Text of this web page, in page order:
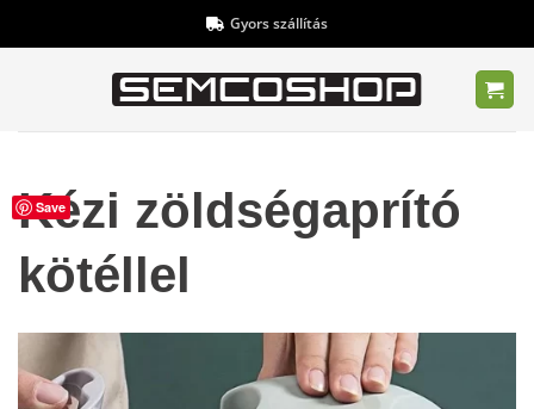
to
Gyors szállítás
Kézi zöldségaprító
kötéllel
Save